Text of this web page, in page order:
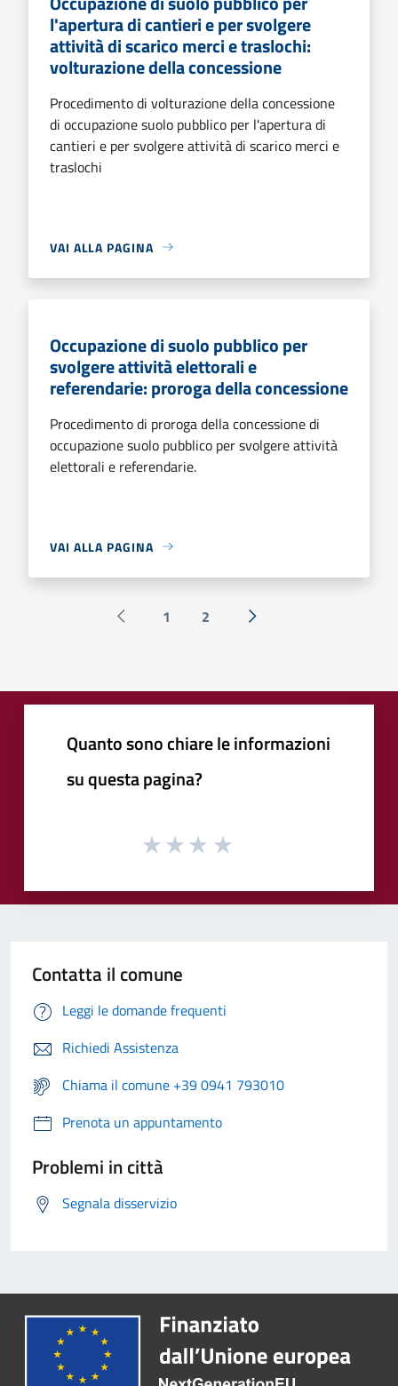
l'apertura di cantieri e per svolgere
attività di scarico merci e traslochi:
volturazione della concessione
Procedimento di volturazione della concessione
di occupazione suolo pubblico per l'apertura di
cantieri e per svolgere attività di scarico merci e
traslochi
VAI ALLA PAGINA
Occupazione di suolo pubblico per
svolgere attività elettorali e
referendarie: proroga della concessione
Procedimento di proroga della concessione di
occupazione suolo pubblico per svolgere attività
elettorali e referendarie.
VAI ALLA PAGINA
Pagina precedente
1 2 Successiva »
Quanto sono chiare le informazioni
su questa pagina?
Contatta il comune
Leggi le domande frequenti
Richiedi Assistenza
Chiama il comune +39 0941 793010
Prenota un appuntamento
Problemi in città
Segnala disservizio